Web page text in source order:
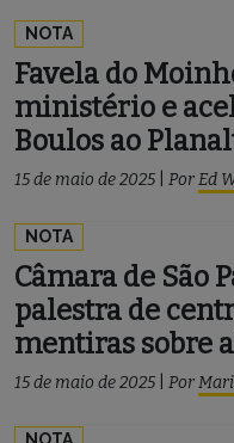
NOTA
Favela do
ministério e
Boulos ao
15 de maio de 2025 PorEd
NOTA
Câmara de São
palestra de
mentiras sobre
15 de maio de 2025 Por